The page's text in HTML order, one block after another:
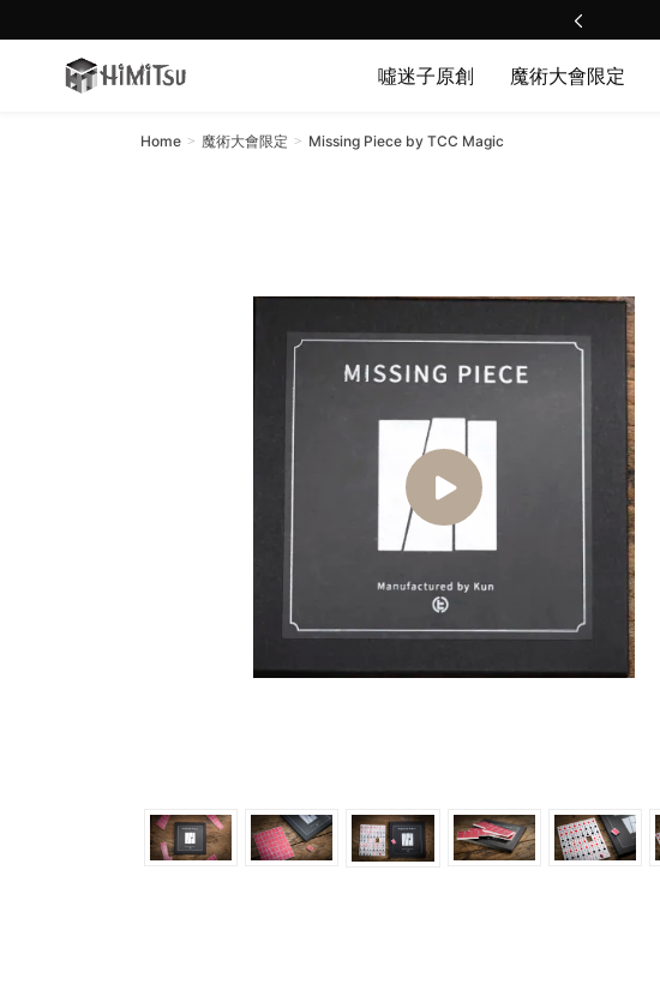
註冊會員贈送紅利點數!!
噓迷子原創 魔術大會限定
Home 魔術大會限定 Missing Piece by TCC Magic